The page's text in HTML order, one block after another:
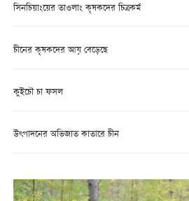
সিনচিয়াংয়ের তাওলাং কৃষকদের চিত্রকর্ম
চীনের কৃষকদের আয় বেড়েছে
কুইচৌ চা ফসল
উৎপাদনের অভিজাত কাতারে চীন